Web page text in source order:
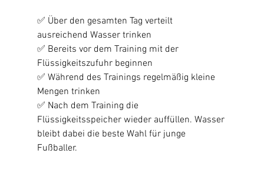
✅ Über den gesamten Tag verteilt
ausreichend Wasser trinken
✅ Bereits vor dem Training mit der
Flüssigkeitszufuhr beginnen
✅ Während des Trainings regelmäßig kleine
Mengen trinken
✅ Nach dem Training die
Flüssigkeitsspeicher wieder auffüllen. Wasser
bleibt dabei die beste Wahl für junge
Fußballer.